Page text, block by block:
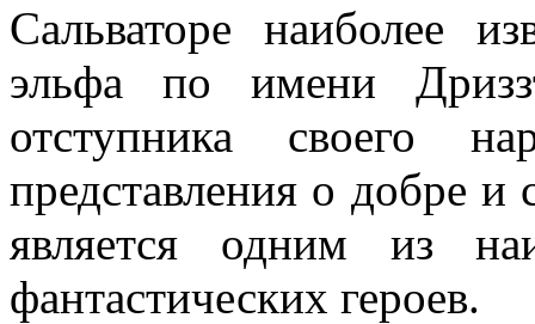
Сальваторе наиболее
эльфа по имени
отступника своего
представления о добре и
является одним из
фантастических героев.